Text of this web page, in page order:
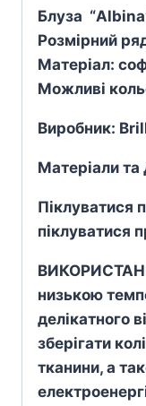
Блуза
Розмірний
Матеріал:
Можливі
Виробник:
Матеріали та
Піклуватися
піклуватися
низькою
делікатного
зберігати
тканини, а